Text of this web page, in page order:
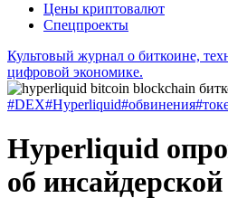
Цены криптовалют
Спецпроекты
Культовый журнал о биткоине,
цифровой экономике.
#DEX#Hyperliquid#обвинения
Hyperliquid
об